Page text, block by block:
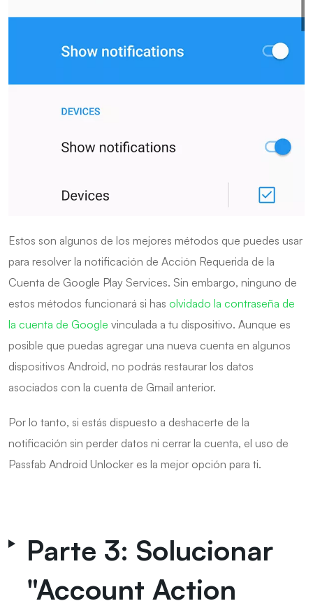
Estos son algunos de los mejores métodos que puedes usar
para resolver la notificación de Acción Requerida de la
Cuenta de Google Play Services. Sin embargo, ninguno de
estos métodos funcionará si has olvidado la contraseña de
la cuenta de Google vinculada a tu dispositivo. Aunque es
posible que puedas agregar una nueva cuenta en algunos
dispositivos Android, no podrás restaurar los datos
asociados con la cuenta de Gmail anterior.
Por lo tanto, si estás dispuesto a deshacerte de la
notificación sin perder datos ni cerrar la cuenta, el uso de
Passfab Android Unlocker es la mejor opción para ti.
Parte 3: Solucionar
"Account Action